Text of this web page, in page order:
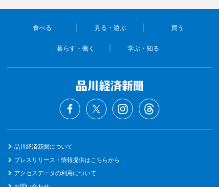
食べる 見る・遊ぶ 買う
暮らす・働く 学ぶ・知る
品川経済新聞について
プレスリリース・情報提供はこちらから
アクセスデータの利用について